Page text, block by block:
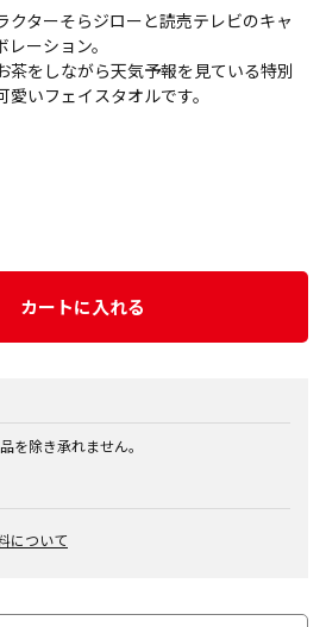
クターそらジローと読売テレビのキャ
ーション。
茶をしながら天気予報を見ている特別
いフェイスタオルです。
カートに入れる
を除き承れません。
について